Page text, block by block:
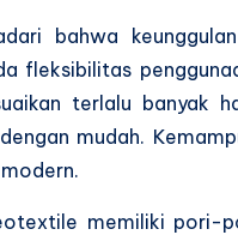
bahwa
fleksibilitas
terlalu banyak
mudah.
memiliki pori-